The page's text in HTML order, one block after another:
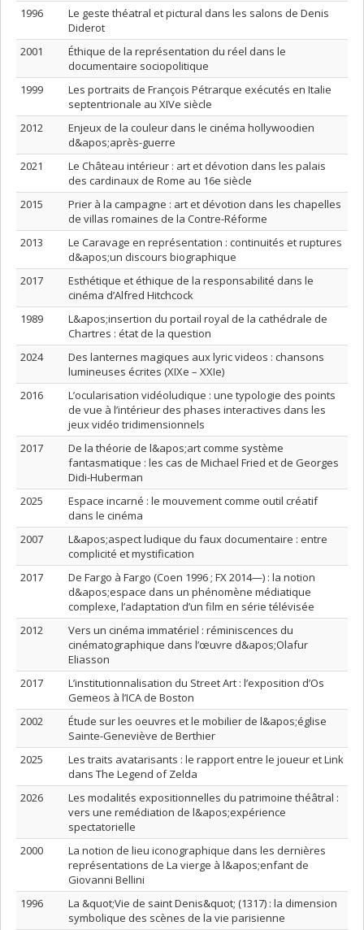
1996
Le geste théatral et pictural dans les salons de Denis
Diderot
2001
Éthique de la représentation du réel dans le
documentaire sociopolitique
1999
Les portraits de François Pétrarque exécutés en Italie
septentrionale au XIVe siècle
2012
Enjeux de la couleur dans le cinéma hollywoodien
d&apos;après-guerre
2021
Le Château intérieur : art et dévotion dans les palais
des cardinaux de Rome au 16e siècle
2015
Prier à la campagne : art et dévotion dans les chapelles
de villas romaines de la Contre-Réforme
2013
Le Caravage en représentation : continuités et ruptures
d&apos;un discours biographique
2017
Esthétique et éthique de la responsabilité dans le
cinéma d’Alfred Hitchcock
1989
L&apos;insertion du portail royal de la cathédrale de
Chartres : état de la question
2024
Des lanternes magiques aux lyric videos : chansons
lumineuses écrites (XIXe – XXIe)
2016
L’ocularisation vidéoludique : une typologie des points
de vue à l’intérieur des phases interactives dans les
jeux vidéo tridimensionnels
2017
De la théorie de l&apos;art comme système
fantasmatique : les cas de Michael Fried et de Georges
Didi-Huberman
2025
Espace incarné : le mouvement comme outil créatif
dans le cinéma
2007
L&apos;aspect ludique du faux documentaire : entre
complicité et mystification
2017
De Fargo à Fargo (Coen 1996 ; FX 2014—) : la notion
d&apos;espace dans un phénomène médiatique
complexe, l’adaptation d’un film en série télévisée
2012
Vers un cinéma immatériel : réminiscences du
cinématographique dans l’œuvre d&apos;Olafur
Eliasson
2017
L’institutionnalisation du Street Art : l’exposition d’Os
Gemeos à l’ICA de Boston
2002
Étude sur les oeuvres et le mobilier de l&apos;église
Sainte-Geneviève de Berthier
2025
Les traits avatarisants : le rapport entre le joueur et Link
dans The Legend of Zelda
2026
Les modalités expositionnelles du patrimoine théâtral :
vers une remédiation de l&apos;expérience
spectatorielle
2000
La notion de lieu iconographique dans les dernières
représentations de La vierge à l&apos;enfant de
Giovanni Bellini
1996
La &quot;Vie de saint Denis&quot; (1317) : la dimension
symbolique des scènes de la vie parisienne